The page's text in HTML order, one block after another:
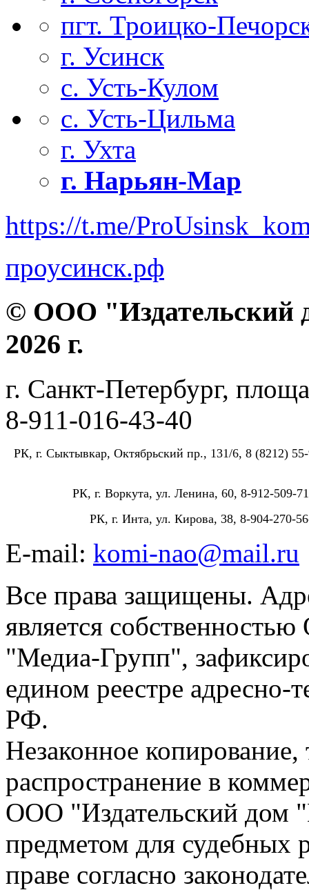
пгт. Троицко-
г. Усинск
с. Усть-Кулом
с. Усть-Цильма
г. Ухта
г. Нарьян-Мар
https://t.me/
проусинск.рф
© ООО "Издательский
2026 г.
г. Санкт-Петербург,
8-911-016-43-40
РК, г. Сыктывкар, Октябрьский пр., 131/6, 8 (8212)
РК, г. Воркута, ул. Ленина, 60, 8-912-509-
РК, г. Инта, ул. Кирова, 38, 8-904-270-
E-mail: komi-nao@mail.ru
Все права защищены.
является
"Медиа-Групп",
едином реестре адресно-
РФ.
Незаконное
распространение в
ООО "Издательский дом
предметом для судебных
праве согласно